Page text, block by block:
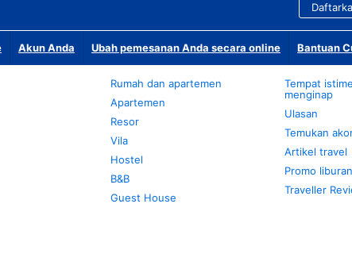
Akun Anda Ubah pemesanan Anda secara online Bantuan
Rumah dan apartemen
Apartemen
Resor
Vila
Hostel
B&B
Guest House
Tempat
menginap
Ulasan
Temukan
Artikel travel
Promo
Traveller